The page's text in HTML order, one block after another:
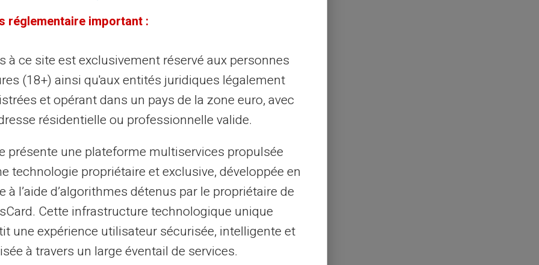
prépayée résidedans sa capacité à
pouvez dépenser que le montant
et à prioriser vos dépenses. Pour ceux
budget, c'est un moyen concret de
et les risques de découverte
la valeur de l'argent
les intérêts débiteurs
réglementaire important :
à ce site est exclusivement réservé aux personnes
(18+) ainsi qu'aux entités juridiques légalement
et opérant dans un pays de la zone euro, avec
résidentielle ou professionnelle valide.
présente une plateforme multiservices propulsée
technologie propriétaire et exclusive, développée en
à l’aide d’algorithmes détenus par le propriétaire de
Cette infrastructure technologique unique
une expérience utilisateur sécurisée, intelligente et
à travers un large éventail de services.